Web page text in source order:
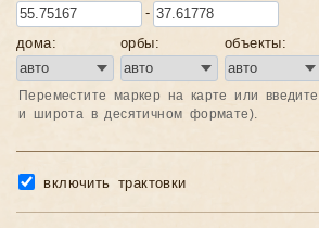
-
дома: орбы: объекты:
Переместите маркер на карте или
и широта в десятичном формате).
включить трактовки